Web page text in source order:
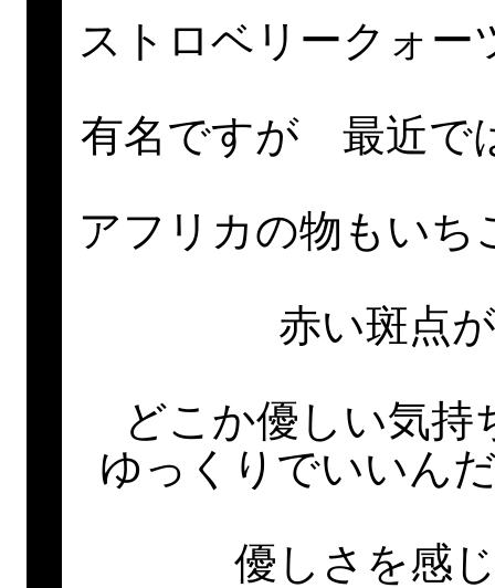
ストロベリークォ
有名ですが 最近で
アフリカの物もい
赤い斑点
どこか優しい気
ゆっくりでいいん
優しさを感